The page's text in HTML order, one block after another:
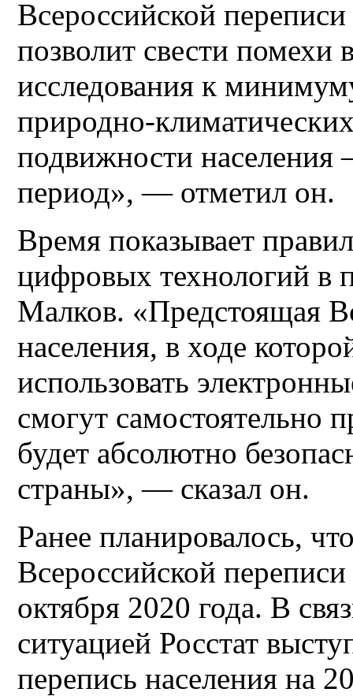
Всероссийской
позволит свести помехи
исследования к
природно-
подвижности
период», — отметил он.
Время показывает
цифровых технологий в
Малков. «Предстоящая
населения, в ходе
использовать
смогут самостоятельно
будет абсолютно
страны», — сказал он.
Ранее планировалось,
Всероссийской
октября 2020 года. В
ситуацией Росстат
перепись населения на